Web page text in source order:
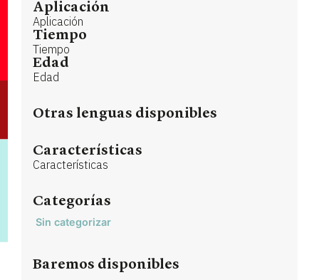
Aplicación
Aplicación
Tiempo
Tiempo
Edad
Edad
Otras lenguas disponibles
Características
Características
Categorías
Sin categorizar
Baremos disponibles